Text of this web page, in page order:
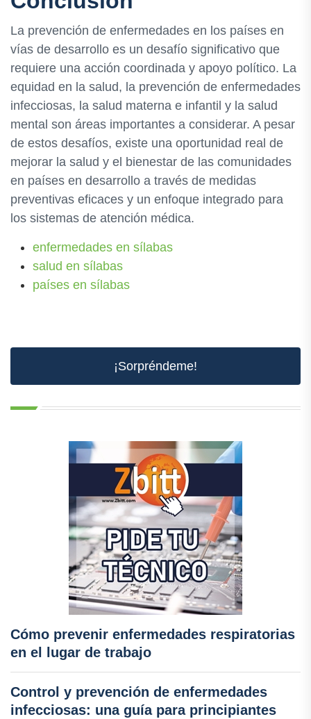
La prevención de enfermedades en los países en
vías de desarrollo es un desafío significativo que
requiere una acción coordinada y apoyo político. La
equidad en la salud, la prevención de enfermedades
infecciosas, la salud materna e infantil y la salud
mental son áreas importantes a considerar. A pesar
de estos desafíos, existe una oportunidad real de
mejorar la salud y el bienestar de las comunidades
en países en desarrollo a través de medidas
preventivas eficaces y un enfoque integrado para
los sistemas de atención médica.
enfermedades en sílabas
salud en sílabas
países en sílabas
¡Sorpréndeme!
Cómo prevenir enfermedades respiratorias
en el lugar de trabajo
Control y prevención de enfermedades
infecciosas: una guía para principiantes